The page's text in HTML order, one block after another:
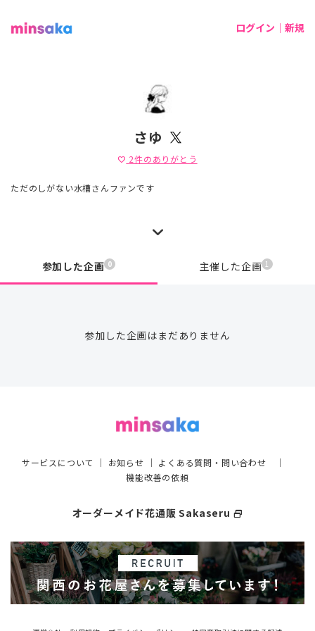
ログイン｜新規
さゆ
favorite 2件のありがとう
ただのしがない水槽さんファンです
参加した企画 0 主催した企画 1
参加した企画はまだありません
サービスについて ｜ お知らせ ｜ よくある質問・問い合わせ ｜
機能改善の依頼
オーダーメイド花通販 Sakaseru select_window